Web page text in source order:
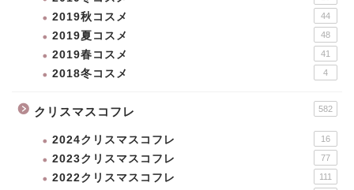
2019秋コスメ 44
2019夏コスメ 48
2019春コスメ 41
2018冬コスメ 4
クリスマスコフレ 582
2024クリスマスコフレ 16
2023クリスマスコフレ 77
2022クリスマスコフレ 111